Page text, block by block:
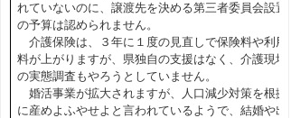
れていないのに、譲渡先を決める第三者委員会設置
の予算は認められません。
介護保険は、３年に１度の見直しで保険料や利用
料が上がりますが、県独自の支援はなく、介護現場
の実態調査もやろうとしていません。
婚活事業が拡大されますが、人口減少対策を根拠
に産めよふやせよと言われているようで、結婚や出